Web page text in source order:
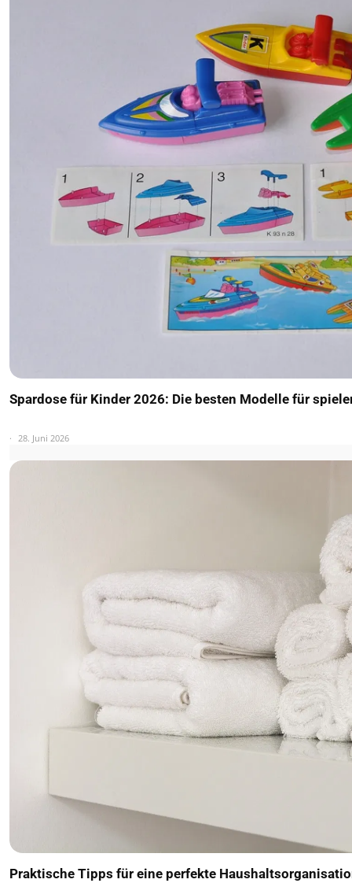
Spardose für Kinder 2026: Die besten Modelle für
28. Juni 2026
Praktische Tipps für eine perfekte